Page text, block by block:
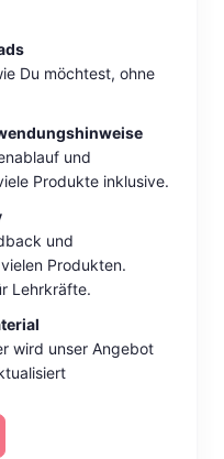
Du möchtest, ohne
und
Produkte inklusive.
und
Produkten.
Lehrkräfte.
wird unser Angebot